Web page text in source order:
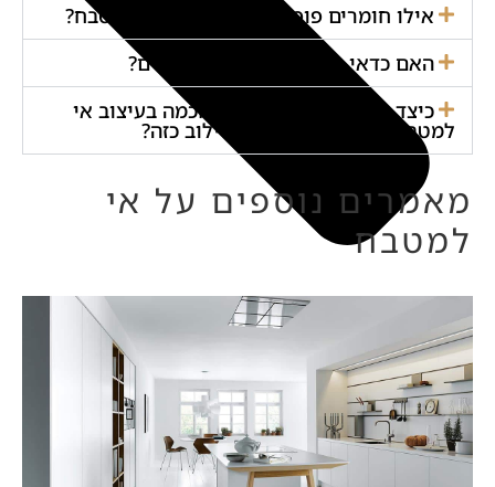
אילו חומרים פופולריים למשטח אי במטבח?
האם כדאי לשלב באי כיור או כיריים?
כיצד ניתן לשלב טכנולוגיה חכמה בעיצוב אי
למטבח ומה היתרונות של שילוב כזה?
מאמרים נוספים על אי
למטבח